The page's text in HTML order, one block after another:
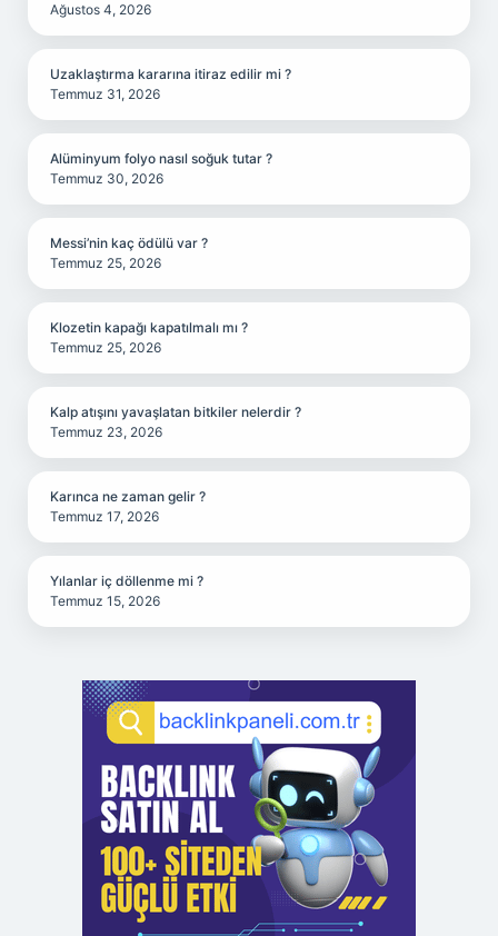
Ağustos 4, 2026
Uzaklaştırma kararına itiraz edilir mi ?
Temmuz 31, 2026
Alüminyum folyo nasıl soğuk tutar ?
Temmuz 30, 2026
Messi’nin kaç ödülü var ?
Temmuz 25, 2026
Klozetin kapağı kapatılmalı mı ?
Temmuz 25, 2026
Kalp atışını yavaşlatan bitkiler nelerdir ?
Temmuz 23, 2026
Karınca ne zaman gelir ?
Temmuz 17, 2026
Yılanlar iç döllenme mi ?
Temmuz 15, 2026